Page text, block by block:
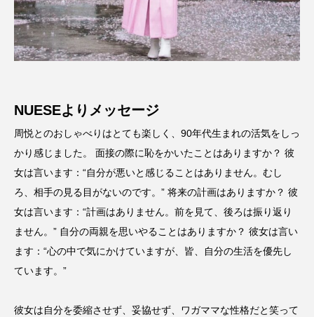
NUESEよりメッセージ
周悦とのおしゃべりはとても楽しく、90年代生まれの活気をしっ
かり感じました。 面接の際に恥をかいたことはありますか？ 彼
女は言います：“自分が悪いと感じることはありません。むし
ろ、相手の見る目がないのです。” 将来の計画はありますか？ 彼
女は言います：“計画はありません。前を見て、後ろは振り返り
ません。” 自分の両親を思いやることはありますか？ 彼女は言い
ます：“心の中で気にかけていますが、皆、自分の生活を優先し
ています。”
彼女は自分を委縮させず、妥協せず、ワガママな性格だと笑って